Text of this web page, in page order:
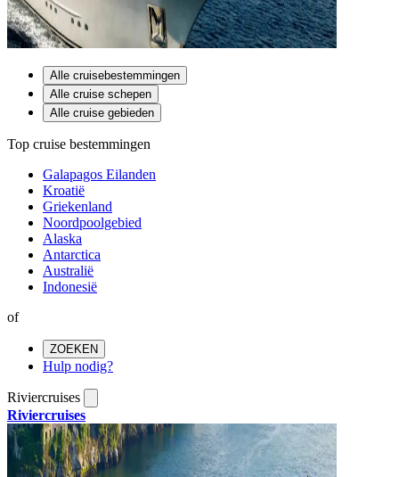
Alle cruisebestemmingen
Alle cruise schepen
Alle cruise gebieden
Top cruise bestemmingen
Galapagos Eilanden
Kroatië
Griekenland
Noordpoolgebied
Alaska
Antarctica
Australië
Indonesië
of
ZOEKEN
Hulp nodig?
Riviercruises
Riviercruises